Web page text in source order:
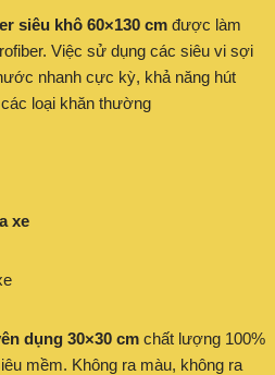
siêu khô 60×130 cm được làm
Việc sử dụng các siêu vi sợi
nhanh cực kỳ, khả năng hút
loại khăn thường
xe
dụng 30×30 cm chất lượng 100%
mềm. Không ra màu, không ra